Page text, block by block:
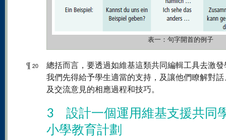
表一：句字開首的例子
¶ 20
總括而言，要透過如維基這類共同編輯工具去激
我們先得給予學生適當的支持，及讓他們瞭解對
及交流意見的相應過程和技巧。
3 設計一個運用維基支援共同
小學教育計劃